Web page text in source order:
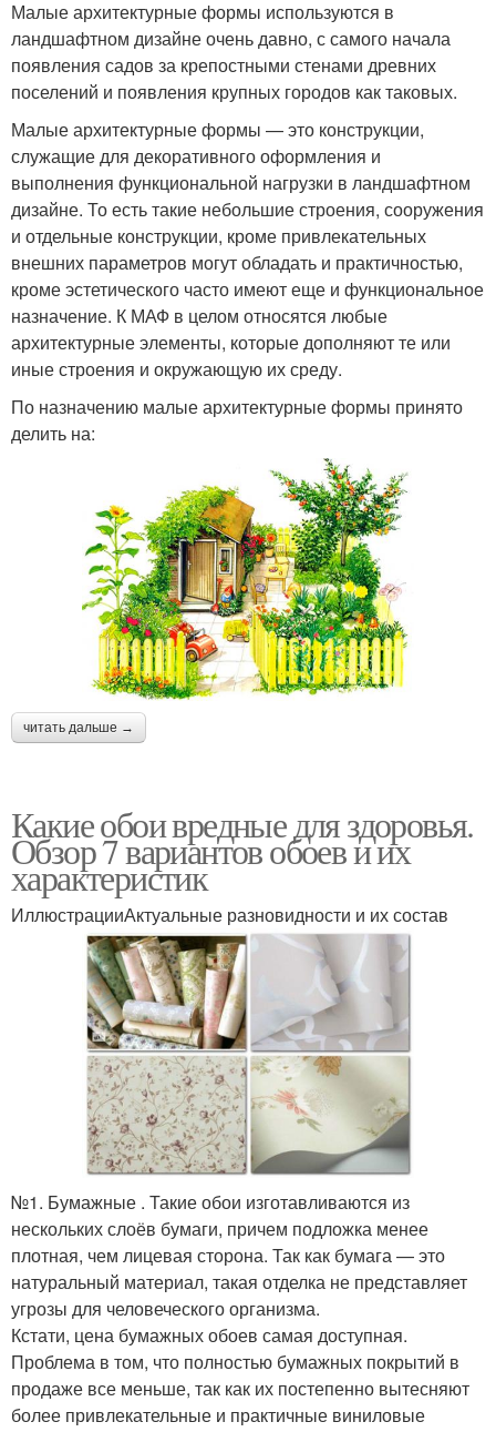
Малые архитектурные формы используются в
ландшафтном дизайне очень давно, с самого начала
появления садов за крепостными стенами древних
поселений и появления крупных городов как таковых.
Малые архитектурные формы — это конструкции,
служащие для декоративного оформления и
выполнения функциональной нагрузки в ландшафтном
дизайне. То есть такие небольшие строения, сооружения
и отдельные конструкции, кроме привлекательных
внешних параметров могут обладать и практичностью,
кроме эстетического часто имеют еще и функциональное
назначение. К МАФ в целом относятся любые
архитектурные элементы, которые дополняют те или
иные строения и окружающую их среду.
По назначению малые архитектурные формы принято
делить на:
читать дальше →
Какие обои вредные для здоровья.
Обзор 7 вариантов обоев и их
характеристик
ИллюстрацииАктуальные разновидности и их состав
№1. Бумажные . Такие обои изготавливаются из
нескольких слоёв бумаги, причем подложка менее
плотная, чем лицевая сторона. Так как бумага — это
натуральный материал, такая отделка не представляет
угрозы для человеческого организма.
Кстати, цена бумажных обоев самая доступная.
Проблема в том, что полностью бумажных покрытий в
продаже все меньше, так как их постепенно вытесняют
более привлекательные и практичные виниловые